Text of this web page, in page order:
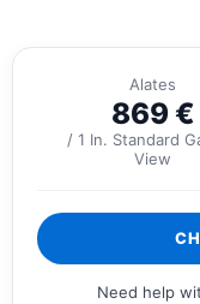
Alates
869 €
/ 1 In. Standard
View
Need help